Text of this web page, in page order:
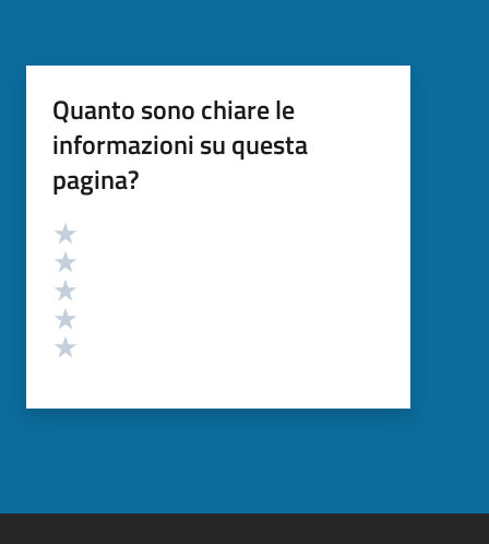
Quanto sono chiare le
informazioni su questa
pagina?
Valutazione